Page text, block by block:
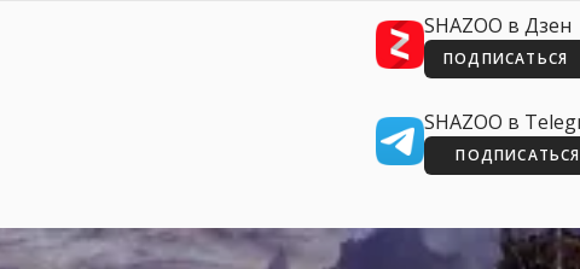
SHAZOO в Дзен
ПОДПИСАТЬСЯ
SHAZOO в
ПОДПИСАТЬСЯ